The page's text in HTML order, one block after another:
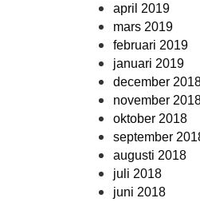
april 2019
mars 2019
februari 2019
januari 2019
december
november
oktober 2018
september
augusti 2018
juli 2018
juni 2018